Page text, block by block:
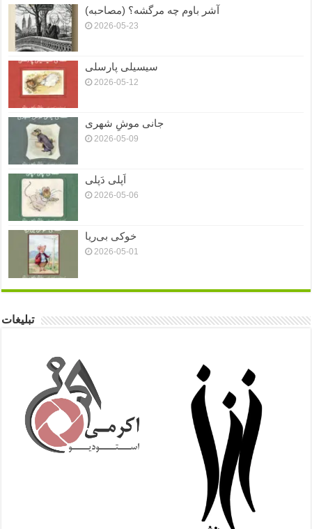
آشر باوم چه مرگشه؟ (مصاحبه)
2026-05-23
سیسیلی پارسلی
2026-05-12
جانی موشِ شهری
2026-05-09
اَپلی دَپلی
2026-05-06
خوکی بی‌ریا
2026-05-01
تبلیغات